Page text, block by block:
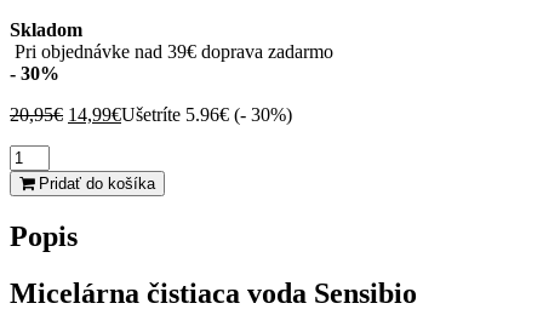
bola:
20,95€.14,99€.
Skladom
Pri objednávke nad 39€ doprava zadarmo
- 30%
20,95€ Pôvodná
20,95€.
14,99€Aktuálna
14,99€.
Ušetríte 5.96€ (- 30%)
množstvo
Bioderma
Sensibio
originálna
voda
pre
Pridať do košíka
Popis
Micelárna čistiaca voda Sensibio